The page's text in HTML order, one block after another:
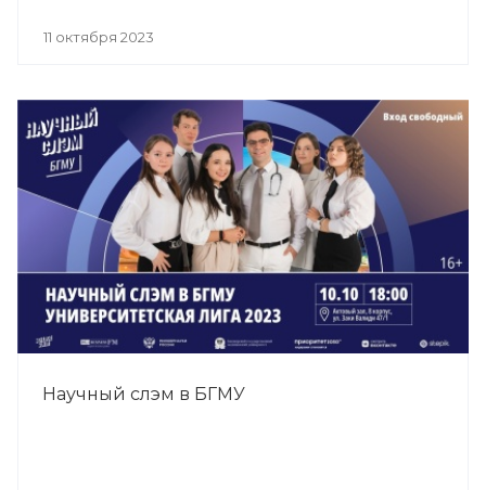
11 октября 2023
Научный слэм в БГМУ